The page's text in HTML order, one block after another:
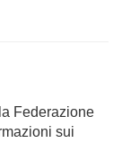
Federazione
sui